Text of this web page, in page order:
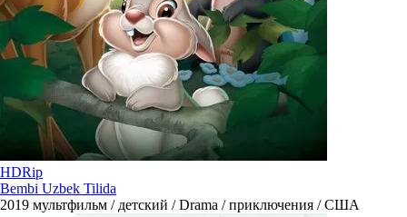
HDRip
Bembi Uzbek Tilida
2019 мультфильм / детский / Drama / приключения / США